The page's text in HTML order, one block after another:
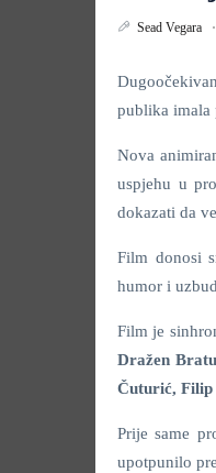
Sead Vegara
publika imala
Nova
uspjehu u
dokazati da
Film donosi
humor i
Film je
Dražen
Čuturić, Filip
Prije same
upotpunilo